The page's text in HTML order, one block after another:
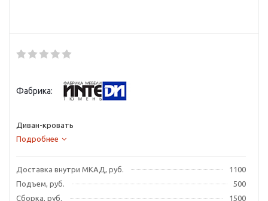
Фабрика:
Диван-кровать
Подробнее
Доставка внутри МКАД, руб.
1100
Подъем, руб.
500
Сборка, руб.
1500